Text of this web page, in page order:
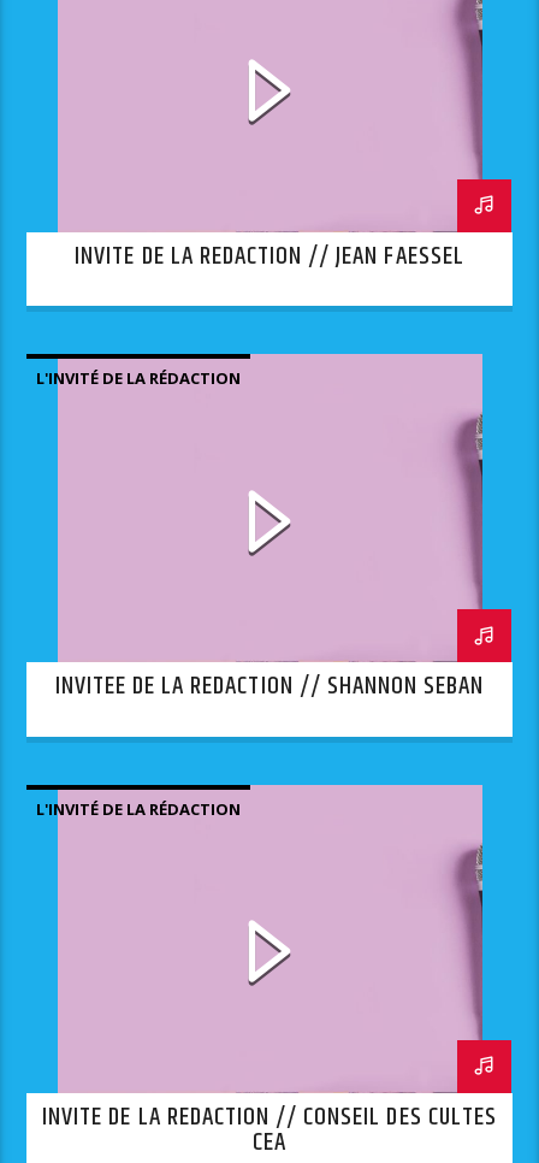
INVITE DE LA REDACTION // JEAN FAESSEL
L'INVITÉ DE LA RÉDACTION
INVITEE DE LA REDACTION // SHANNON SEBAN
L'INVITÉ DE LA RÉDACTION
INVITE DE LA REDACTION // CONSEIL DES CULTES
CEA